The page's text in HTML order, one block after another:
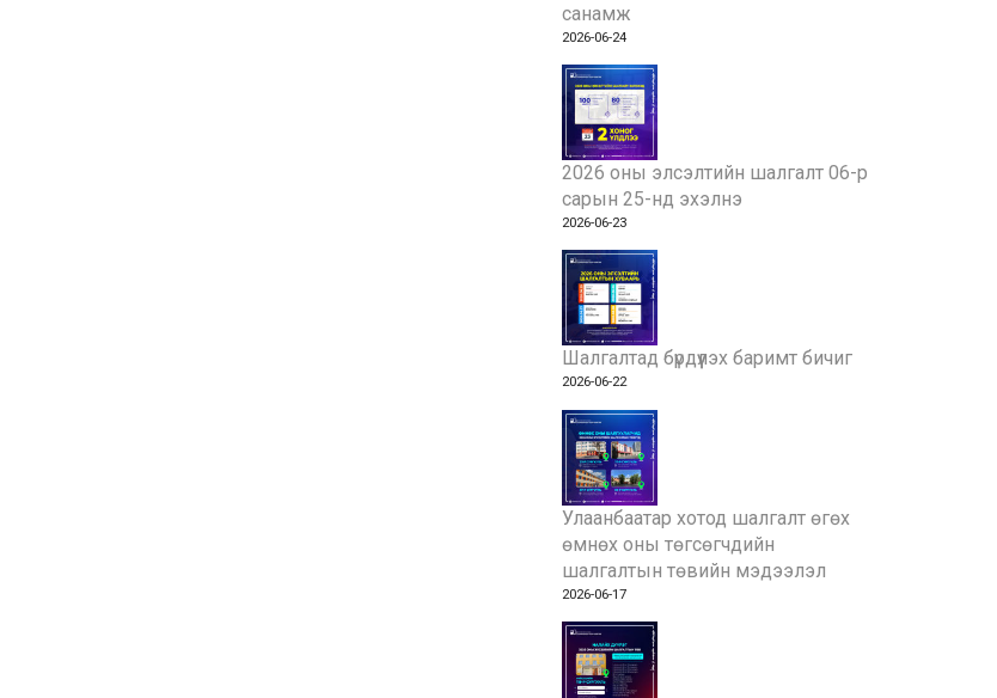
санамж
2026-06-24
2026 оны элсэлтийн шалгалт 06-р
сарын 25-нд эхэлнэ
2026-06-23
Шалгалтад бүрдүүлэх баримт бичиг
2026-06-22
Улаанбаатар хотод шалгалт өгөх
өмнөх оны төгсөгчдийн
шалгалтын төвийн мэдээлэл
2026-06-17